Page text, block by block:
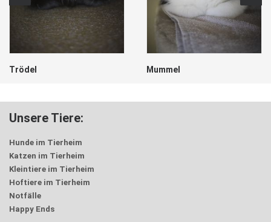
Trödel Mummel
Unsere Tiere:
Hunde im Tierheim
Katzen im Tierheim
Kleintiere im Tierheim
Hoftiere im Tierheim
Notfälle
Happy Ends